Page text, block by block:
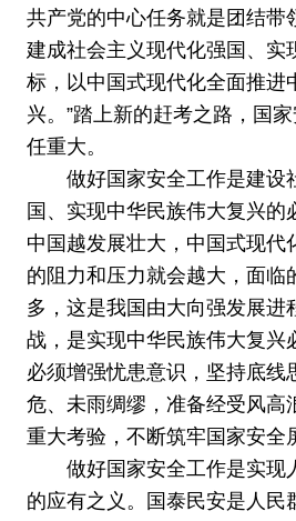
共产党的中心任务就是团结带
建成社会主义现代化强国、实
标，以中国式现代化全面推进
兴。”踏上新的赶考之路，国
任重大。
做好国家安全工作是建设
国、实现中华民族伟大复兴的
中国越发展壮大，中国式现代
的阻力和压力就会越大，面临
多，这是我国由大向强发展进
战，是实现中华民族伟大复兴
必须增强忧患意识，坚持底线
危、未雨绸缪，准备经受风高
重大考验，不断筑牢国家安全
做好国家安全工作是实现
的应有之义。国泰民安是人民